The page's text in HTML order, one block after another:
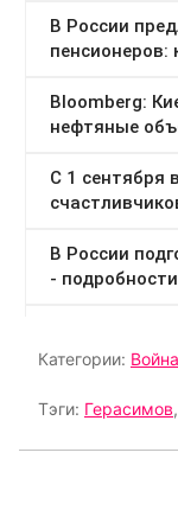
Категории: Война
Тэги: Герасимов,